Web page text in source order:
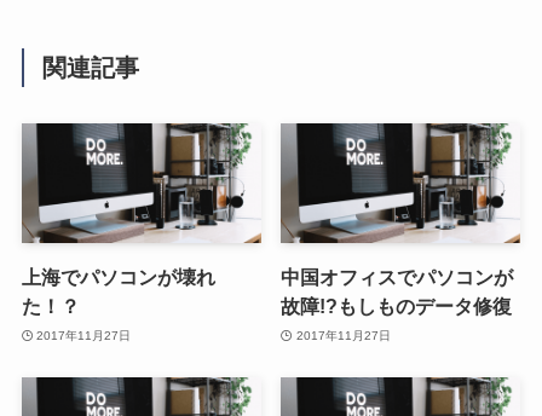
関連記事
上海でパソコンが壊れ
た！？
2017年11月27日
中国オフィスでパソコンが
故障!?もしものデータ修復
2017年11月27日